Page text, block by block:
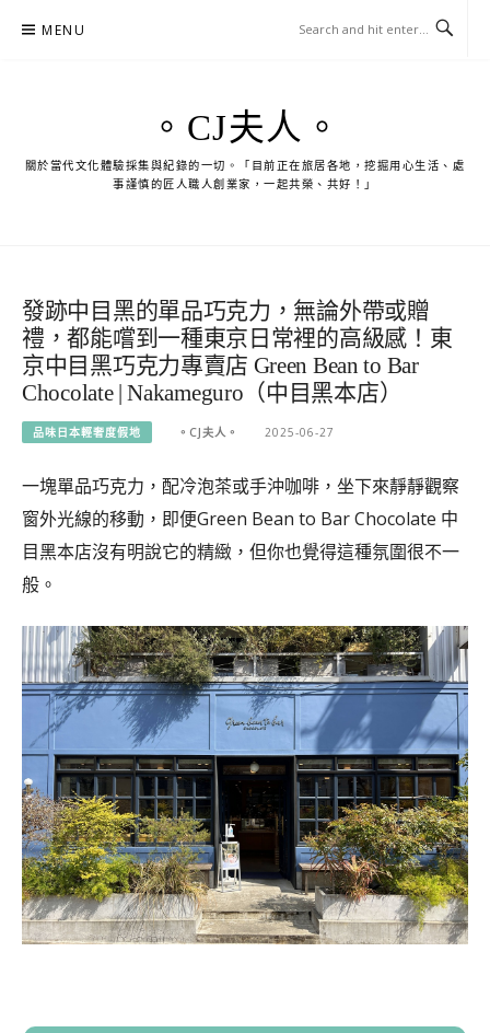
MENU
。CJ夫人。
關於當代文化體驗採集與紀錄的一切。「目前正在旅居各地，挖掘用心生活、處
事謹慎的匠人職人創業家，一起共榮、共好！」
發跡中目黑的單品巧克力，無論外帶或贈
禮，都能嚐到一種東京日常裡的高級感！東
京中目黑巧克力專賣店 Green Bean to Bar
Chocolate | Nakameguro（中目黑本店）
品味日本輕奢度假地 。CJ夫人。 2025-06-27
一塊單品巧克力，配冷泡茶或手沖咖啡，坐下來靜靜觀察
窗外光線的移動，即便Green Bean to Bar Chocolate 中
目黑本店沒有明說它的精緻，但你也覺得這種氛圍很不一
般。